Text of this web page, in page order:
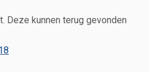
Deze kunnen terug gevonden